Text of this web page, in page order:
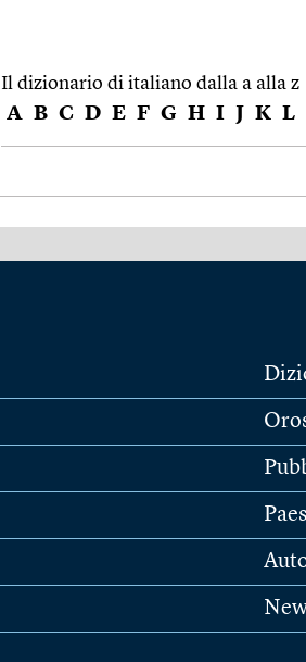
Il dizionario di italiano dalla a alla z
A B C D E F G H I J K L